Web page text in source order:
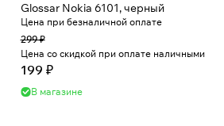
Glossar Nokia 6101, черный
Цена при безналичной оплате
299 ₽
Цена со скидкой при оплате наличными
199 ₽
В магазине